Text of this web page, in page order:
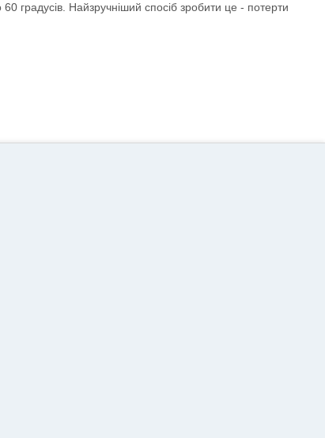
градусів. Найзручніший спосіб зробити це - потерти